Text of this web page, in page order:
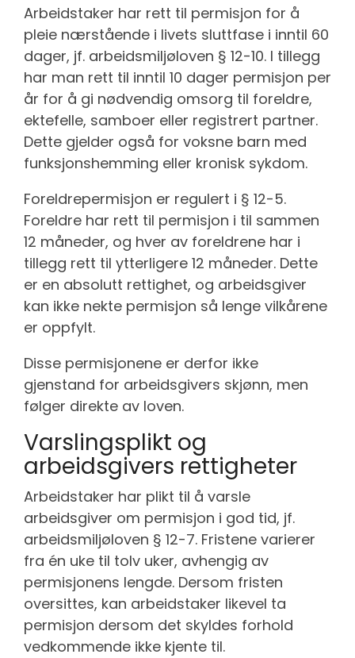
Arbeidstaker har rett til permisjon for å
pleie nærstående i livets sluttfase i inntil 60
dager, jf. arbeidsmiljøloven § 12-10. I tillegg
har man rett til inntil 10 dager permisjon per
år for å gi nødvendig omsorg til foreldre,
ektefelle, samboer eller registrert partner.
Dette gjelder også for voksne barn med
funksjonshemming eller kronisk sykdom.
Foreldrepermisjon er regulert i § 12-5.
Foreldre har rett til permisjon i til sammen
12 måneder, og hver av foreldrene har i
tillegg rett til ytterligere 12 måneder. Dette
er en absolutt rettighet, og arbeidsgiver
kan ikke nekte permisjon så lenge vilkårene
er oppfylt.
Disse permisjonene er derfor ikke
gjenstand for arbeidsgivers skjønn, men
følger direkte av loven.
Varslingsplikt og
arbeidsgivers rettigheter
Arbeidstaker har plikt til å varsle
arbeidsgiver om permisjon i god tid, jf.
arbeidsmiljøloven § 12-7. Fristene varierer
fra én uke til tolv uker, avhengig av
permisjonens lengde. Dersom fristen
oversittes, kan arbeidstaker likevel ta
permisjon dersom det skyldes forhold
vedkommende ikke kjente til.